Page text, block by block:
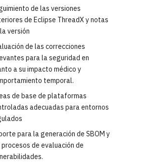
de las versiones
de Eclipse ThreadX y notas
versión
de las correcciones
para la seguridad en
a su impacto médico y
temporal.
de base de plataformas
adecuadas para entornos
para la generación de SBOM y
de evaluación de